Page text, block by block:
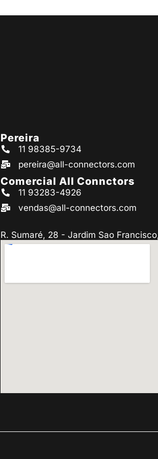
Pereira
11 98385-9734
pereira@all-connectors.com
Comercial All Connctors
11 93283-4926
vendas@all-connectors.com
R. Sumaré, 28 - Jardim Sao